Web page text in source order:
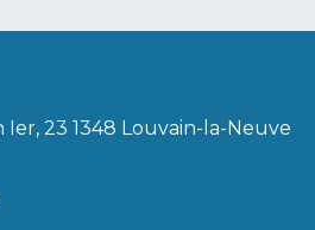
23 1348 Louvain-la-Neuve